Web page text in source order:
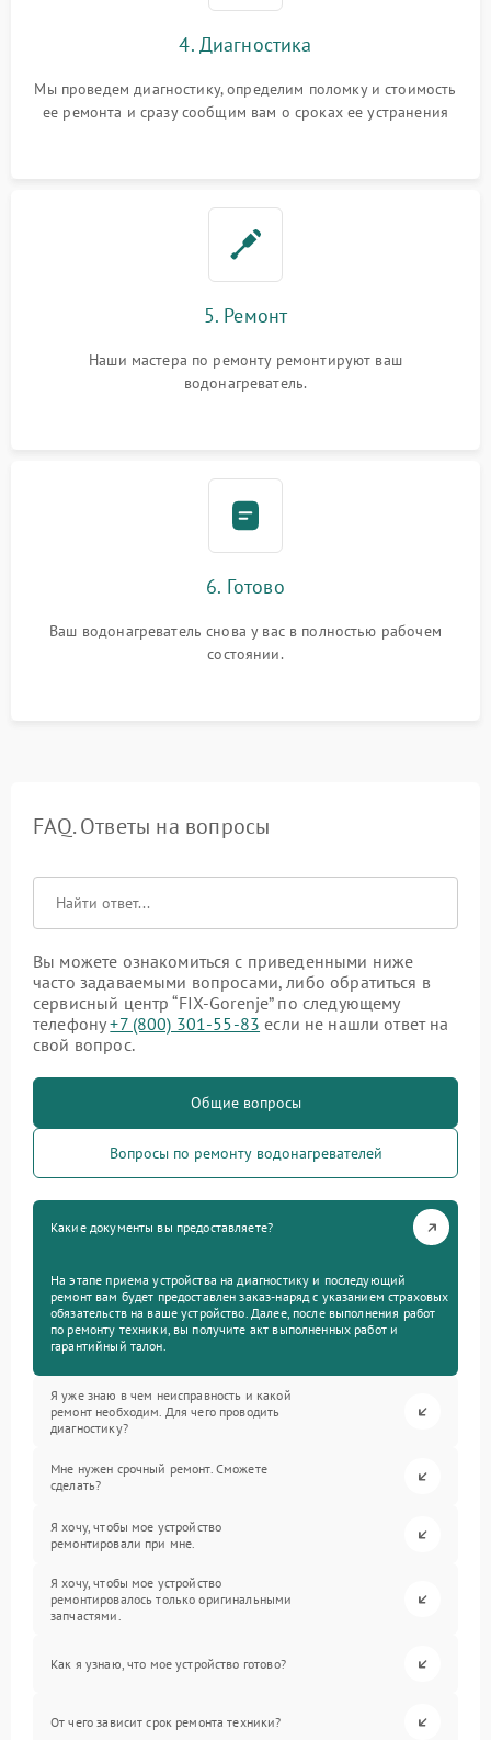
4. Диагностика
Мы проведем диагностику, определим поломку и стоимость
ее ремонта и сразу сообщим вам о сроках ее устранения
5. Ремонт
Наши мастера по ремонту ремонтируют ваш
водонагреватель.
6. Готово
Ваш водонагреватель снова у вас в полностью рабочем
состоянии.
FAQ. Ответы на вопросы
Вы можете ознакомиться с приведенными ниже
часто задаваемыми вопросами, либо обратиться в
сервисный центр “FIX-Gorenje” по следующему
телефону+7 (800) 301-55-83 если не нашли ответ на
свой вопрос.
Общие вопросы
Вопросы по ремонту водонагревателей
Какие документы вы предоставляете?
На этапе приема устройства на диагностику и последующий
ремонт вам будет предоставлен заказ-наряд с указанием страховых
обязательств на ваше устройство. Далее, после выполнения работ
по ремонту техники, вы получите акт выполненных работ и
гарантийный талон.
Я уже знаю в чем неисправность и какой
ремонт необходим. Для чего проводить
диагностику?
Мне нужен срочный ремонт. Сможете
сделать?
Я хочу, чтобы мое устройство
ремонтировали при мне.
Я хочу, чтобы мое устройство
ремонтировалось только оригинальными
запчастями.
Как я узнаю, что мое устройство готово?
От чего зависит срок ремонта техники?